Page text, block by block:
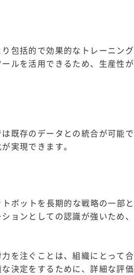
包括的で効果的なトレーニング
ルを活用できるため、生産性が
既存のデータとの統合が可能で
実現できます。
ボットを長期的な戦略の一部と
ョンとしての認識が強いため、
を注ぐことは、組織にとって合
決定をするために、詳細な評価